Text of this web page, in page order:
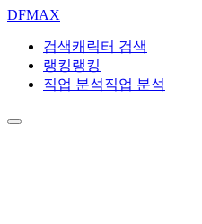
DFMAX
검색캐릭터 검색
랭킹랭킹
직업 분석직업 분석